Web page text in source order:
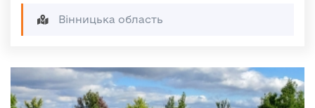
Вінницька область